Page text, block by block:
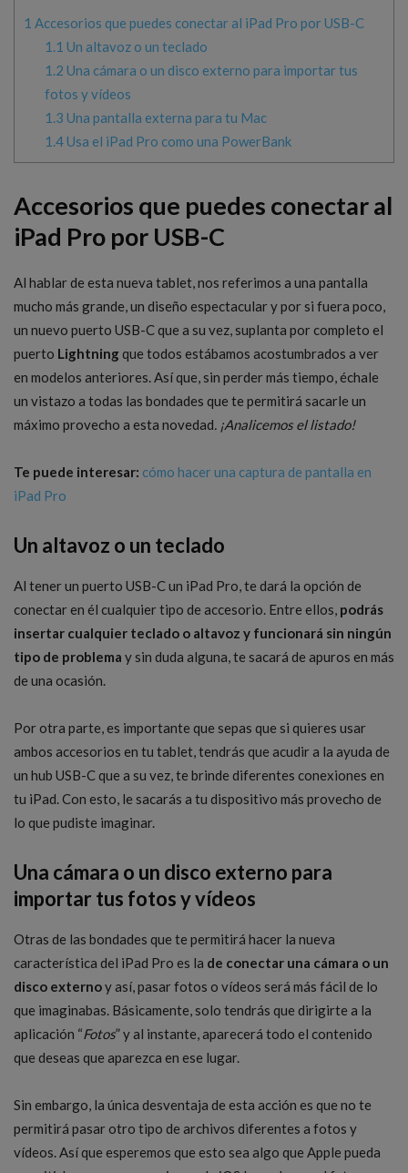
1 Accesorios que puedes conectar al iPad Pro por USB-C
1.1 Un altavoz o un teclado
1.2 Una cámara o un disco externo para importar tus
fotos y vídeos
1.3 Una pantalla externa para tu Mac
1.4Usa el iPad Pro como una PowerBank
Accesorios que puedes conectar al
iPad Pro por USB-C
Al hablar de esta nueva tablet, nos referimos a una pantalla
mucho más grande, un diseño espectacular y por si fuera poco,
un nuevo puerto USB-C que a su vez, suplanta por completo el
puerto Lightning que todos estábamos acostumbrados a ver
en modelos anteriores. Así que, sin perder más tiempo, échale
un vistazo a todas las bondades que te permitirá sacarle un
máximo provecho a esta novedad. ¡Analicemos el listado!
Te puede interesar: cómo hacer una captura de pantalla en
iPad Pro
Un altavoz o un teclado
Al tener un puerto USB-C un iPad Pro, te dará la opción de
conectar en él cualquier tipo de accesorio. Entre ellos, podrás
insertar cualquier teclado o altavoz y funcionará sin ningún
tipo de problema y sin duda alguna, te sacará de apuros en más
de una ocasión.
Por otra parte, es importante que sepas que si quieres usar
ambos accesorios en tu tablet, tendrás que acudir a la ayuda de
un hub USB-C que a su vez, te brinde diferentes conexiones en
tu iPad. Con esto, le sacarás a tu dispositivo más provecho de
lo que pudiste imaginar.
Una cámara o un disco externo para
importar tus fotos y vídeos
Otras de las bondades que te permitirá hacer la nueva
característica del iPad Pro es la de conectar una cámara o un
disco externoy así, pasar fotos o vídeos será más fácil de lo
que imaginabas. Básicamente, solo tendrás que dirigirte a la
aplicación “Fotos” y al instante, aparecerá todo el contenido
que deseas que aparezca en ese lugar.
Sin embargo, la única desventaja de esta acción es que no te
permitirá pasar otro tipo de archivos diferentes a fotos y
vídeos. Así que esperemos que esto sea algo que Apple pueda